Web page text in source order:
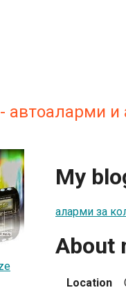
автоаларми и
My
аларми за
About
Location